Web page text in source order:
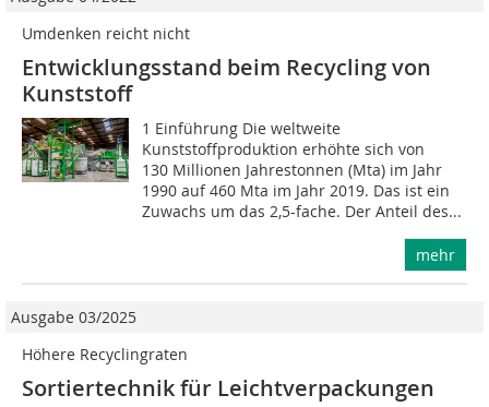
Umdenken reicht nicht
Entwicklungsstand beim Recycling von
Kunststoff
1 Einführung Die weltweite
Kunststoffproduktion erhöhte sich von
130 Millionen Jahrestonnen (Mta) im Jahr
1990 auf 460 Mta im Jahr 2019. Das ist ein
Zuwachs um das 2,5-fache. Der Anteil des...
mehr
Ausgabe 03/2025
Höhere Recyclingraten
Sortiertechnik für Leichtverpackungen